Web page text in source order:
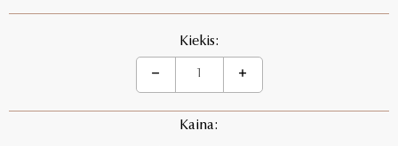
Kiekis:
Kaina: